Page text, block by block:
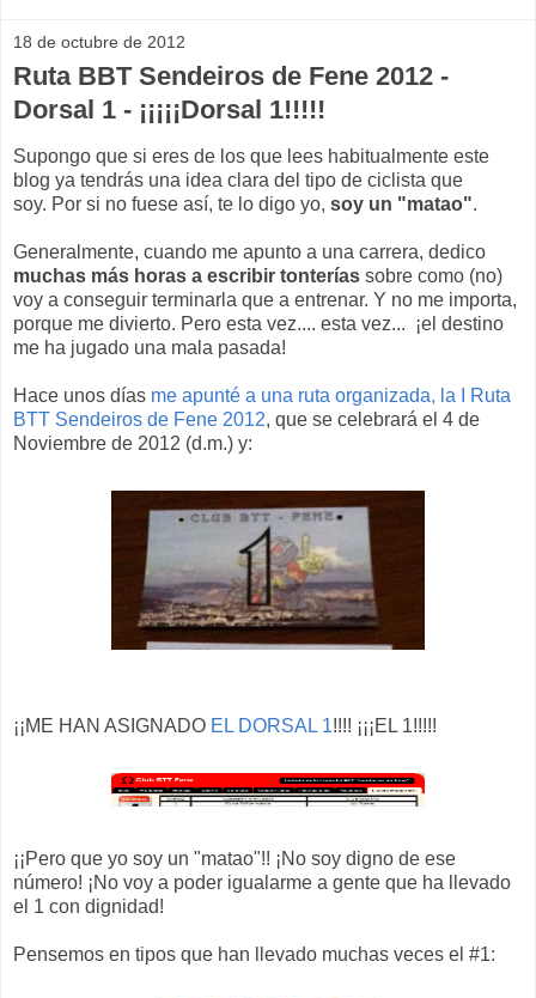
18 de octubre de 2012
Ruta BBT Sendeiros de Fene 2012 -
Dorsal 1 - ¡¡¡¡¡Dorsal 1!!!!!
Supongo que si eres de los que lees habitualmente este
blog ya tendrás una idea clara del tipo de ciclista que
soy. Por si no fuese así, te lo digo yo, soy un "matao".
Generalmente, cuando me apunto a una carrera, dedico
muchas más horas a escribir tonterías sobre como (no)
voy a conseguir terminarla que a entrenar. Y no me importa,
porque me divierto. Pero esta vez.... esta vez... ¡el destino
me ha jugado una mala pasada!
Hace unos días me apunté a una ruta organizada, la I Ruta
BTT Sendeiros de Fene 2012, que se celebrará el 4 de
Noviembre de 2012 (d.m.) y:
¡¡ME HAN ASIGNADO EL DORSAL 1!!!! ¡¡¡EL 1!!!!!
¡¡Pero que yo soy un "matao"!! ¡No soy digno de ese
número! ¡No voy a poder igualarme a gente que ha llevado
el 1 con dignidad!
Pensemos en tipos que han llevado muchas veces el #1: